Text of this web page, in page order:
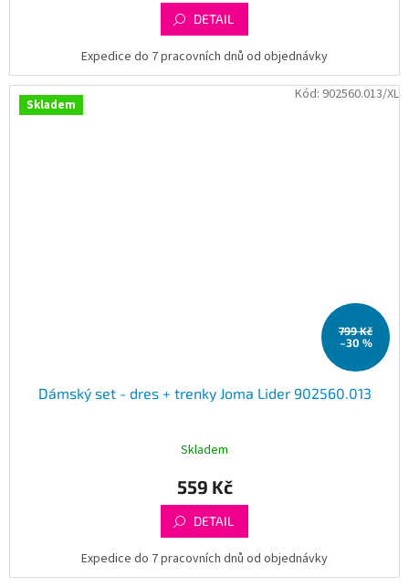
DETAIL
Expedice do 7 pracovních dnů od objednávky
Skladem
799 Kč
–30 %
Dámský set - dres + trenky Joma Lider 902560.013
Skladem
559 Kč
DETAIL
Expedice do 7 pracovních dnů od objednávky
Kód: 902560.013/XL